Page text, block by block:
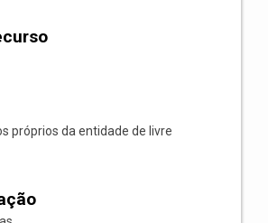
próprios da entidade de livre